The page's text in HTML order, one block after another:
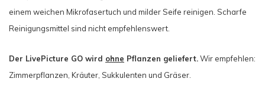
einem weichen Mikrofasertuch und milder Seife reinigen. Scharfe
Reinigungsmittel sind nicht empfehlenswert.
Der LivePicture GO wird ohne Pflanzen geliefert.Wir empfehlen:
Zimmerpflanzen, Kräuter, Sukkulenten und Gräser.